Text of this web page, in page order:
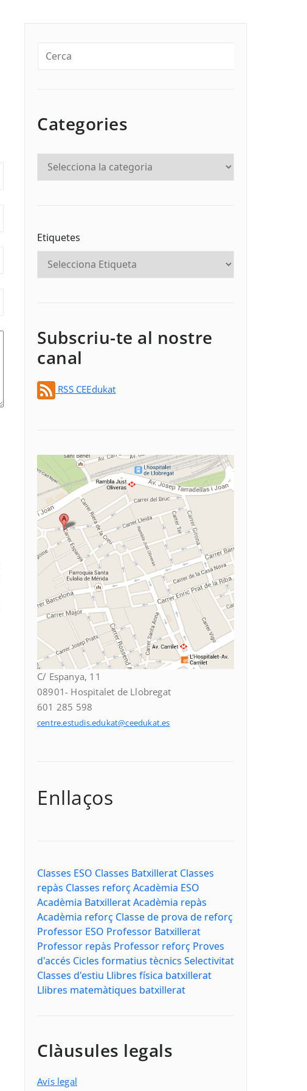
Categories
Etiquetes
Subscriu-te al nostre
canal
RSS CEEdukat
C/ Espanya, 11
08901- Hospitalet de Llobregat
601 285 598
centre.estudis.edukat@ceedukat.es
Enllaços
Classes ESO Classes Batxillerat Classes
repàs Classes reforç Acadèmia ESO
Acadèmia BatxilleratAcadèmia repàs
Acadèmia reforç Classe de prova de reforç
Professor ESO Professor Batxillerat
Professor repàs Professor reforç Proves
d'accés Cicles formatius tècnics Selectivitat
Classes d'estiu Llibres física batxillerat
Llibres matemàtiques batxillerat
Clàusules legals
Avís legal